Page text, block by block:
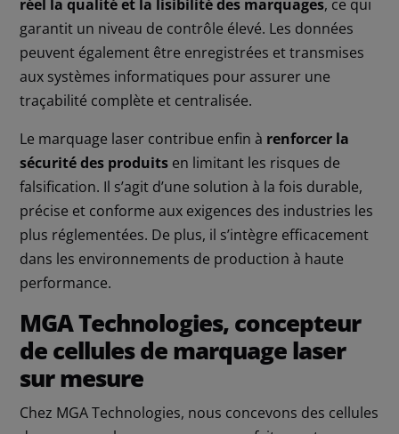
réel la qualité et la lisibilité des marquages, ce qui
garantit un niveau de contrôle élevé. Les données
peuvent également être enregistrées et transmises
aux systèmes informatiques pour assurer une
traçabilité complète et centralisée.
Le marquage laser contribue enfin à renforcer la
sécurité des produits en limitant les risques de
falsification. Il s’agit d’une solution à la fois durable,
précise et conforme aux exigences des industries les
plus réglementées. De plus, il s’intègre efficacement
dans les environnements de production à haute
performance.
MGA Technologies, concepteur
de cellules de marquage laser
sur mesure
Chez MGA Technologies, nous concevons des cellules